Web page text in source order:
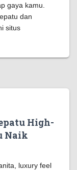
gaya kamu.
dan
situs
High-
Naik
luxury feel